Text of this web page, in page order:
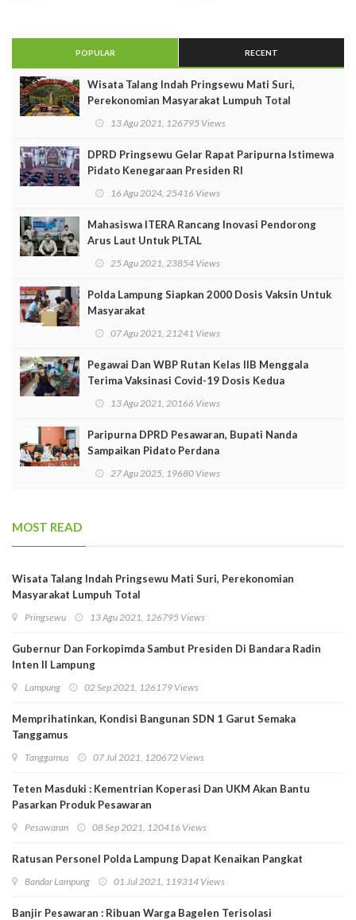
POPULAR RECENT
Wisata Talang Indah Pringsewu Mati Suri,
Perekonomian Masyarakat Lumpuh Total
13 Agu 2021, 126795 Views
DPRD Pringsewu Gelar Rapat Paripurna Istimewa
Pidato Kenegaraan Presiden RI
16 Agu 2024, 25416 Views
Mahasiswa ITERA Rancang Inovasi Pendorong
Arus Laut Untuk PLTAL
25 Agu 2021, 23854 Views
Polda Lampung Siapkan 2000 Dosis Vaksin Untuk
Masyarakat
07 Agu 2021, 21241 Views
Pegawai Dan WBP Rutan Kelas IIB Menggala
Terima Vaksinasi Covid-19 Dosis Kedua
13 Agu 2021, 20166 Views
Paripurna DPRD Pesawaran, Bupati Nanda
Sampaikan Pidato Perdana
27 Agu 2025, 19680 Views
MOST READ
Wisata Talang Indah Pringsewu Mati Suri, Perekonomian
Masyarakat Lumpuh Total
Pringsewu 13 Agu 2021, 126795 Views
Gubernur Dan Forkopimda Sambut Presiden Di Bandara Radin
Inten II Lampung
Lampung 02 Sep 2021, 126179 Views
Memprihatinkan, Kondisi Bangunan SDN 1 Garut Semaka
Tanggamus
Tanggamus 07 Jul 2021, 120672 Views
Teten Masduki : Kementrian Koperasi Dan UKM Akan Bantu
Pasarkan Produk Pesawaran
Pesawaran 08 Sep 2021, 120416 Views
Ratusan Personel Polda Lampung Dapat Kenaikan Pangkat
Bandar Lampung 01 Jul 2021, 119314 Views
Banjir Pesawaran : Ribuan Warga Bagelen Terisolasi